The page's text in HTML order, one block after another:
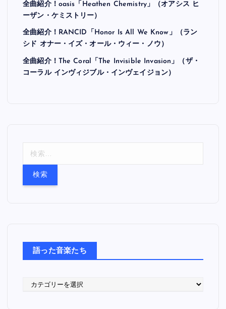
全曲紹介！oasis「Heathen Chemistry」（オアシス ヒ
ーザン・ケミストリー）
全曲紹介！RANCID「Honor Is All We Know」（ラン
シド オナー・イズ・オール・ウィー・ノウ）
全曲紹介！The Coral「The Invisible Invasion」（ザ・
コーラル インヴィジブル・インヴェイジョン）
語った音楽たち